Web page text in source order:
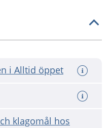
i Alltid öppet
klagomål hos